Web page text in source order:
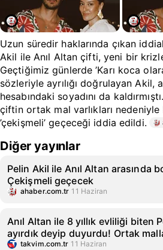
Uzun süredir haklarında çıkan
Akil ile Anıl Altan çifti, yeni bir
Geçtiğimiz günlerde ’Karı koca
sözleriyle ayrılığı doğrulayan Akil,
hesabındaki soyadını da
çiftin ortak mal varlıkları nedeniyle
’çekişmeli’ geçeceği iddia edildi.
Diğer yayınlar
Pelin Akil ile Anıl Altan arasında
Çekişmeli geçecek
ahaber.com.tr 11 Haziran
Anıl Altan ile 8 yıllık evliliği biten
ayırdık deyip duyurdu! Ortak
oldu!takvim.com.tr 11 Haziran